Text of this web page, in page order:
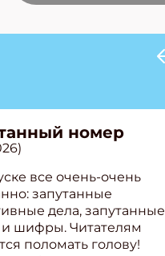
номер
все очень-очень
запутанные
дела, запутанные
шифры. Читателям
поломать голову!